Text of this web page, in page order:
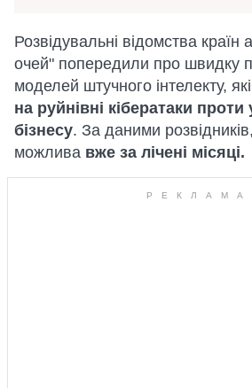
Розвідувальні відомства країн
очей" попередили про швидку
моделей штучного інтелекту, які
на руйнівні кібератаки проти
бізнесу. За даними
можлива вже за лічені місяці.